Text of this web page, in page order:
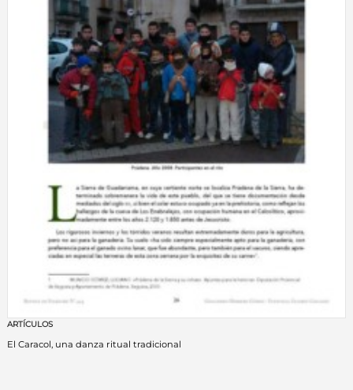
ARTÍCULOS
El Caracol, una danza ritual tradicional